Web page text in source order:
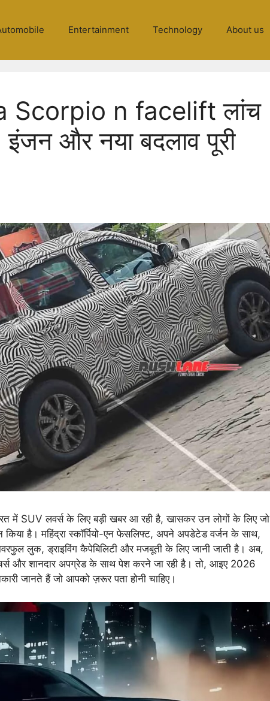
Entertainment Technology About us
Scorpio n facelift लांच
और नया बदलाव पूरी
SUV लवर्स के लिए बड़ी खबर आ रही है, खासकर उन लोगों के लिए जो
किया है। महिंद्रा स्कॉर्पियो-एन फेसलिफ्ट, अपने अपडेटेड वर्जन के साथ,
लुक, ड्राइविंग कैपेबिलिटी और मजबूती के लिए जानी जाती है। अब,
और शानदार अपग्रेड के साथ पेश करने जा रही है। तो, आइए 2026
जानते हैं जो आपको ज़रूर पता होनी चाहिए।